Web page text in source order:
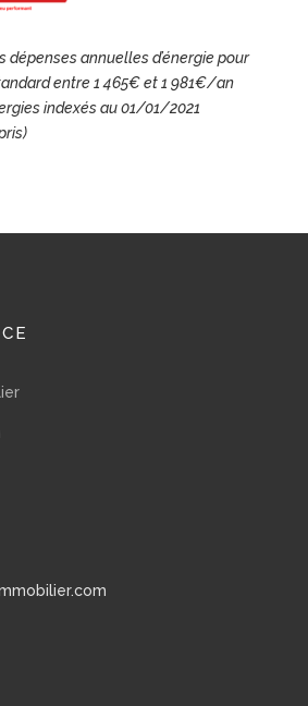
dépenses annuelles d’énergie pour
entre 1 465€ et 1 981€/an
indexés au 01/01/2021